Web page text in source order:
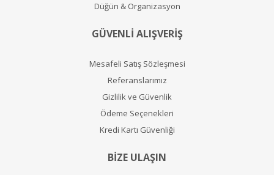
Düğün & Organizasyon
GÜVENLİ ALIŞVERİŞ
Mesafeli Satış Sözleşmesi
Referanslarımız
Gizlilik ve Güvenlik
Ödeme Seçenekleri
Kredi Kartı Güvenliği
BİZE ULAŞIN